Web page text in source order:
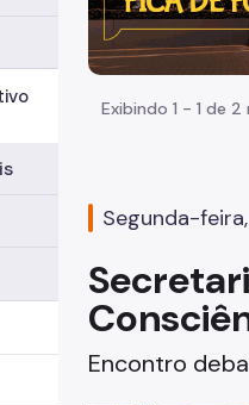
Exibindo 1 - 1 de
Segunda-
Encontro